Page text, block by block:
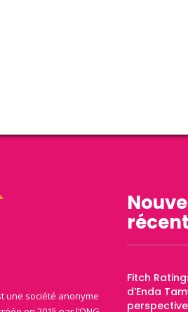
une société anonyme
Fitch
d’Enda